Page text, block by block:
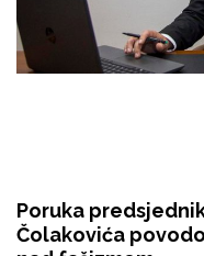
Poruka
Čolakovića